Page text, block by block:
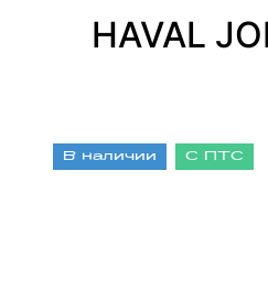
HAVAL
В наличии С ПТС